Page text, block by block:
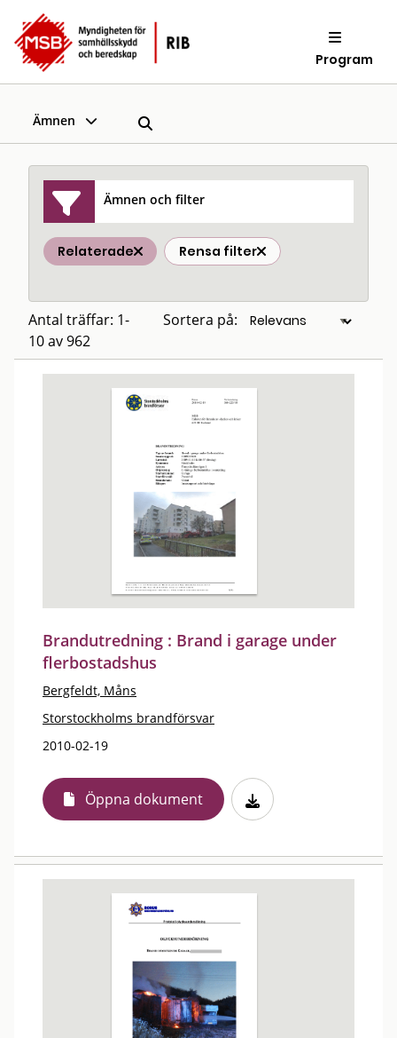
Program
Ämnen
Ämnen och filter
Relaterade Rensa filter
Antal träffar: 1-
10 av 962
Sortera på:
Brandutredning : Brand i garage under
flerbostadshus
Bergfeldt, Måns
Storstockholms brandförsvar
2010-02-19
Öppna dokument